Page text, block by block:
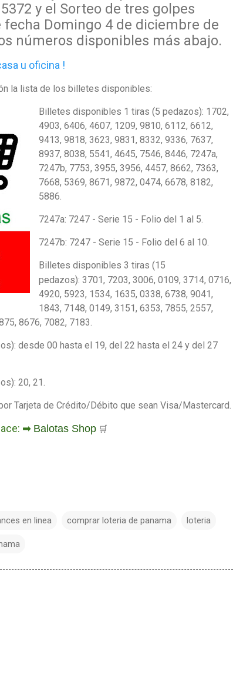
y el Sorteo de tres golpes
fecha Domingo 4 de diciembre de
números disponibles más abajo.
u oficina !
la lista de los billetes disponibles:
Billetes disponibles 1 tiras (5 pedazos): 1702,
4903, 6406, 4607, 1209, 9810, 6112, 6612,
9413, 9818, 3623, 9831, 8332, 9336, 7637,
8937, 8038, 5541, 4645, 7546, 8446, 7247a,
7247b, 7753, 3955, 3956, 4457, 8662, 7363,
7668, 5369, 8671, 9872, 0474, 6678, 8182,
5886
7247a: 7247 - Serie 15 - Folio del 1 al 5.
7247b: 7247 - Serie 15 - Folio del 6 al 10.
Billetes disponibles 3 tiras (15
pedazos): 3701, 7203, 3006, 0109, 3714, 0716,
4920, 5923, 1534, 1635, 0338, 6738, 9041,
1843, 7148, 0149, 3151, 6353, 7855, 2557,
8676, 7082, 7183
desde 00 hasta el 19, del 22 hasta el 24 y del 27
20, 21.
Tarjeta de Crédito/Débito que sean Visa/Mastercard.
➡ Balotas Shop 🛒
en linea comprar loteria de panama loteria